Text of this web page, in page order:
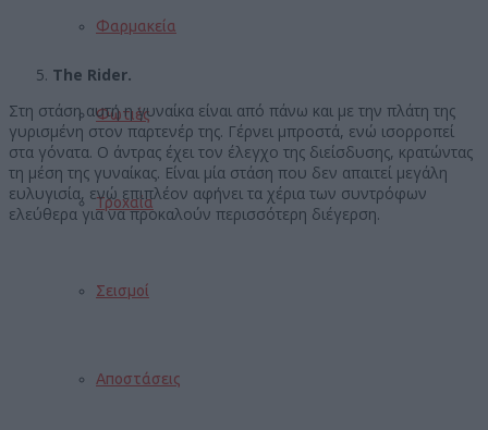
Φαρμακεία
Φωτιές
Τροχαία
Σεισμοί
Αποστάσεις
The Rider.
Στη στάση αυτή η γυναίκα είναι από πάνω και με την πλάτη της
γυρισμένη στον παρτενέρ της. Γέρνει μπροστά, ενώ ισορροπεί
στα γόνατα. Ο άντρας έχει τον έλεγχο της διείσδυσης, κρατώντας
τη μέση της γυναίκας. Είναι μία στάση που δεν απαιτεί μεγάλη
ευλυγισία, ενώ επιπλέον αφήνει τα χέρια των συντρόφων
ελεύθερα για να προκαλούν περισσότερη διέγερση.